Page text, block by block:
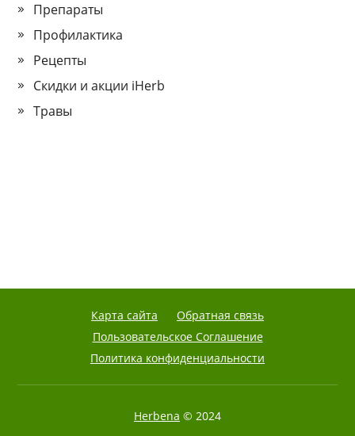
Препараты
Профилактика
Рецепты
Скидки и акции iHerb
Травы
Карта сайта
Обратная связь
Пользовательское Соглашение
Политика конфиденциальности
Herbena © 2024